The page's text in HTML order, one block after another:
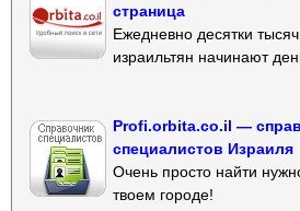
страница
Ежедневно десятки
израильтян начинают
Profi.orbita.co.il —
специалистов Израиля
Очень просто найти
твоем городе!